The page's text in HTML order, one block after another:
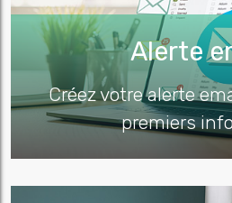
Alerte
Créez votre alerte
premiers